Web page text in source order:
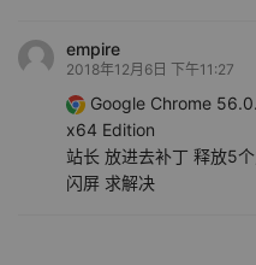
empire
2018年12月6日 下午11:27
Google Chrome
x64 Edition
站长 放进去补丁 释放5
闪屏 求解决